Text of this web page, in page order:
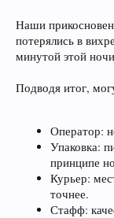
Наши
потерялись в
минутой этой
Подводя итог,
Оператор:
Упаковка:
принципе
Курьер:
точнее.
Стафф: